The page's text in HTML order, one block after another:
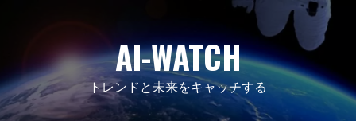
AI-WATCH
トレンドと未来をキャッチする